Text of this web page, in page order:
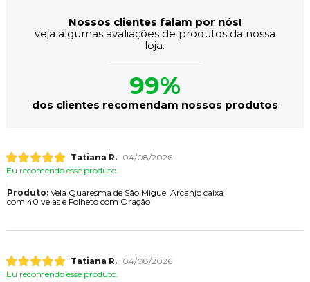
Nossos clientes falam por nós!
veja algumas avaliações de produtos da nossa
loja.
99%
dos clientes recomendam nossos produtos
Tatiana R.
04/08/2026
Eu recomendo esse produto.
Produto:Vela Quaresma de São Miguel Arcanjo caixa
com 40 velas e Folheto com Oração
Tatiana R.
04/08/2026
Eu recomendo esse produto.